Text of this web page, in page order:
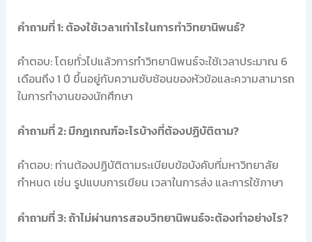
คำถามที่ 1: ต้องใช้เวลาเท่าไรในการทำวิทยานิพนธ์?
คำตอบ: โดยทั่วไปแล้วการทำวิทยานิพนธ์จะใช้เวลาประมาณ 6
เดือนถึง 1 ปี ขึ้นอยู่กับความซับซ้อนของหัวข้อและความสามารถ
ในการทำงานของนักศึกษา
คำถามที่ 2: มีกฎเกณฑ์อะไรบ้างที่ต้องปฏิบัติตาม?
คำตอบ: ท่านต้องปฏิบัติตามระเบียบข้อบังคับที่มหาวิทยาลัย
กำหนด เช่น รูปแบบการเขียน เวลาในการส่ง และการใช้ภาษา
คำถามที่ 3: ถ้าไม่ผ่านการสอบวิทยานิพนธ์จะต้องทำอย่างไร?